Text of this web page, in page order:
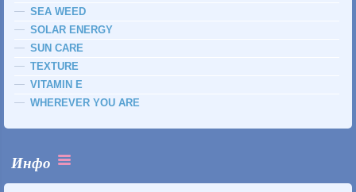
SEA WEED
SOLAR ENERGY
SUN CARE
TEXTURE
VITAMIN E
WHEREVER YOU ARE
Инфо